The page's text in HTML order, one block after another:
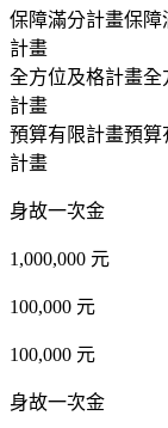
保障滿分計畫保障
計畫
全方位及格計畫全
計畫
預算有限計畫預算
計畫
身故一次金
1,000,000 元
100,000 元
100,000 元
身故一次金